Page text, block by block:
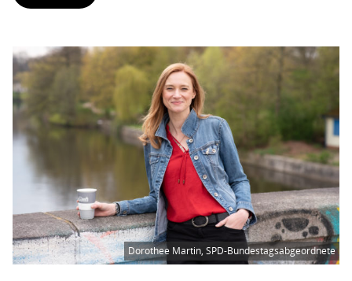
Dorothee Martin, SPD-Bundestagsabgeordnete